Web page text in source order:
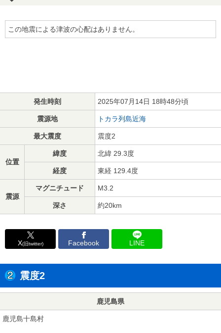
この地震による津波の心配はありません。
発生時刻 2025年07月14日 18時48分頃
震源地 トカラ列島近海
最大震度 震度2
位置
緯度 北緯 29.3度
経度 東経 129.4度
震源
マグニチュード M3.2
深さ 約20km
X(旧twitter) Facebook LINE
震度2
鹿児島県
鹿児島十島村